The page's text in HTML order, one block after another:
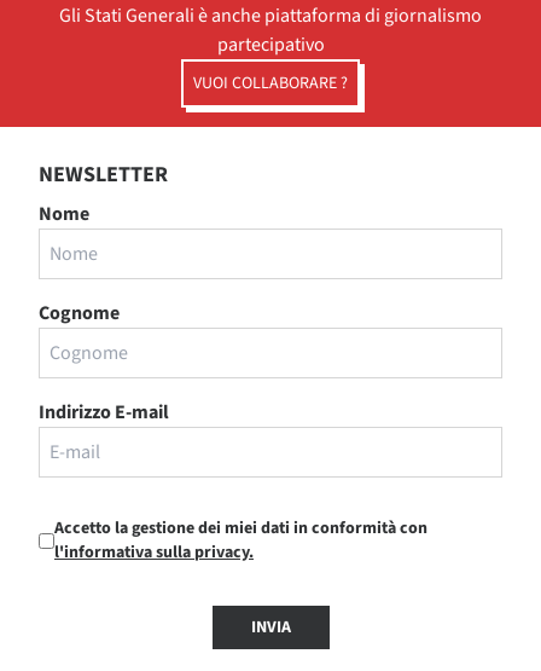
Gli Stati Generali è anche piattaforma di giornalismo
partecipativo
VUOI COLLABORARE ?
NEWSLETTER
Nome
Cognome
Indirizzo E-mail
Accetto la gestione dei miei dati in conformità con
l'informativa sulla privacy.
INVIA